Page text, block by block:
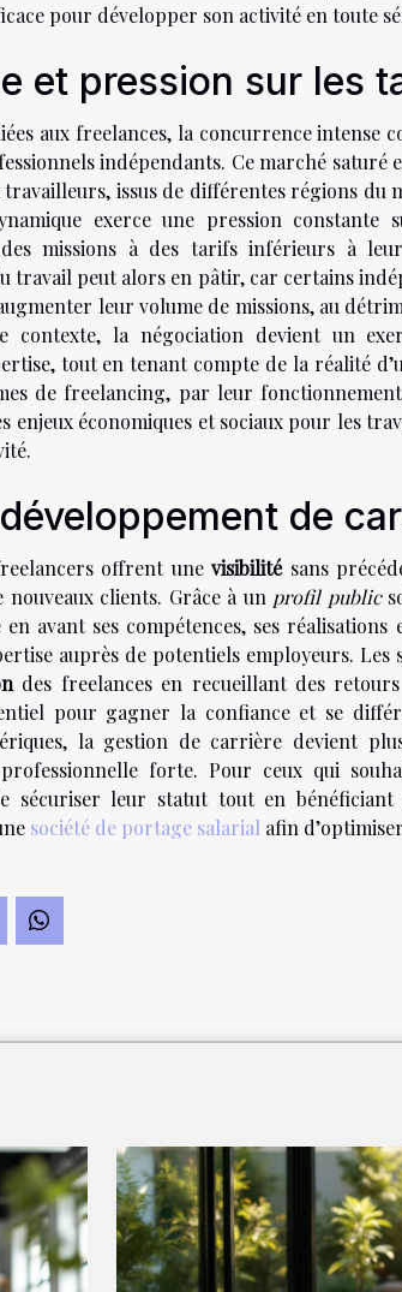
pour développer son activité en toute
et pression sur les
aux freelances, la concurrence intense
indépendants. Ce marché
issus de différentes régions du
exerce une pression
missions à des tarifs inférieurs à
travail peut alors en pâtir, car certains
leur volume de missions, au
contexte, la négociation devient un
tout en tenant compte de la réalité
de freelancing, par leur
enjeux économiques et sociaux pour les
de
offrent une visibilitésans
clients. Grâce à un profil public
avant ses compétences, ses réalisations
auprès de potentiels employeurs. Les
des freelances en recueillant des
pour gagner la confiance et se
la gestion de carrière devient
forte. Pour ceux qui
sécuriser leur statut tout en bénéficiant
société de portage salarial afin